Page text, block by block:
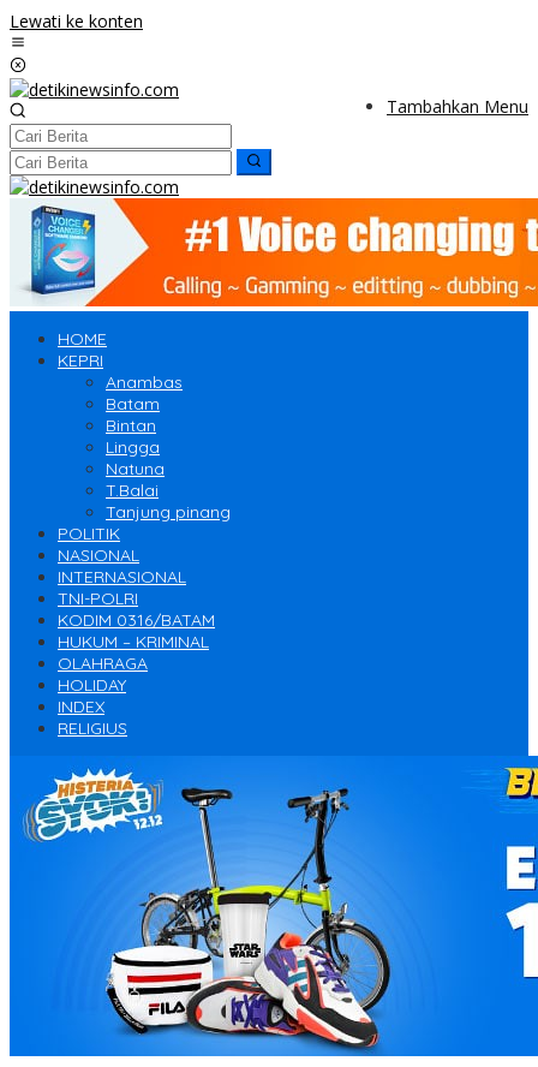
Lewati ke konten
Tambahkan Menu
HOME
KEPRI
Anambas
Batam
Bintan
Lingga
Natuna
T.Balai
Tanjung pinang
POLITIK
NASIONAL
INTERNASIONAL
TNI-POLRI
KODIM 0316/BATAM
HUKUM – KRIMINAL
OLAHRAGA
HOLIDAY
INDEX
RELIGIUS